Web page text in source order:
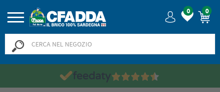
0 0